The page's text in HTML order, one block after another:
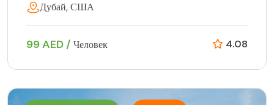
Дубай, США
99 AED / Человек 4.08